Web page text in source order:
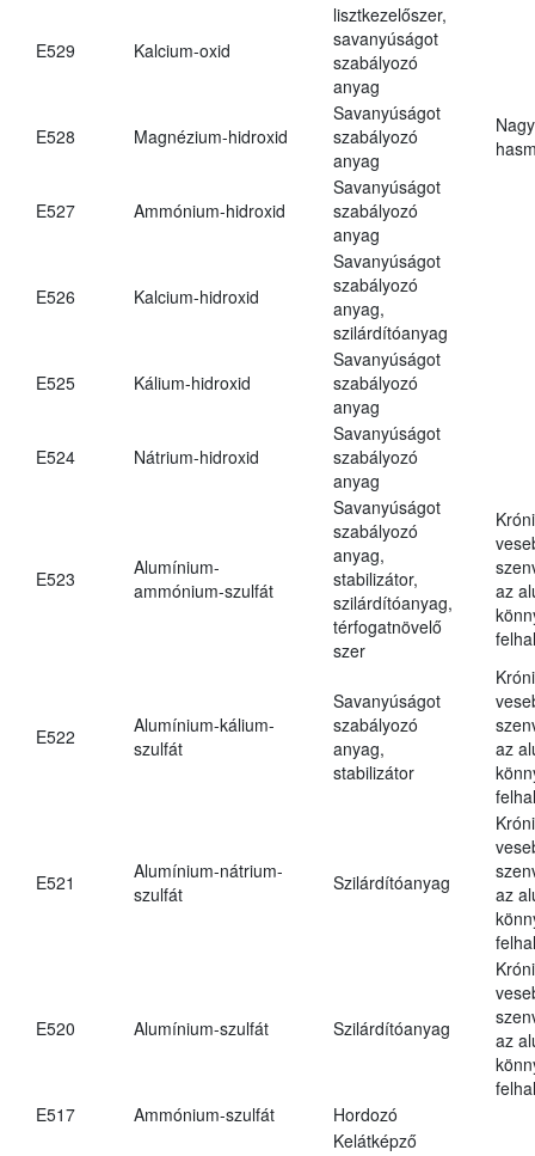
E529 Kalcium-oxid
lisztkezelőszer,
savanyúságot
szabályozó
anyag
E528 Magnézium-hidroxid
Savanyúságot
szabályozó
anyag
E527 Ammónium-hidroxid
Savanyúságot
szabályozó
anyag
E526 Kalcium-hidroxid
Savanyúságot
szabályozó
anyag,
szilárdítóanyag
E525 Kálium-hidroxid
Savanyúságot
szabályozó
anyag
E524 Nátrium-hidroxid
Savanyúságot
szabályozó
anyag
E523
Alumínium-
ammónium-szulfát
Savanyúságot
szabályozó
anyag,
stabilizátor,
szilárdítóanyag,
térfogatnövelő
szer
az
E522
Alumínium-kálium-
szulfát
Savanyúságot
szabályozó
anyag,
stabilizátor
az
E521
Alumínium-nátrium-
szulfát
Szilárdítóanyag
az
E520 Alumínium-szulfát Szilárdítóanyag
az
E517
Ammónium-szulfát Hordozó
Kelátképző